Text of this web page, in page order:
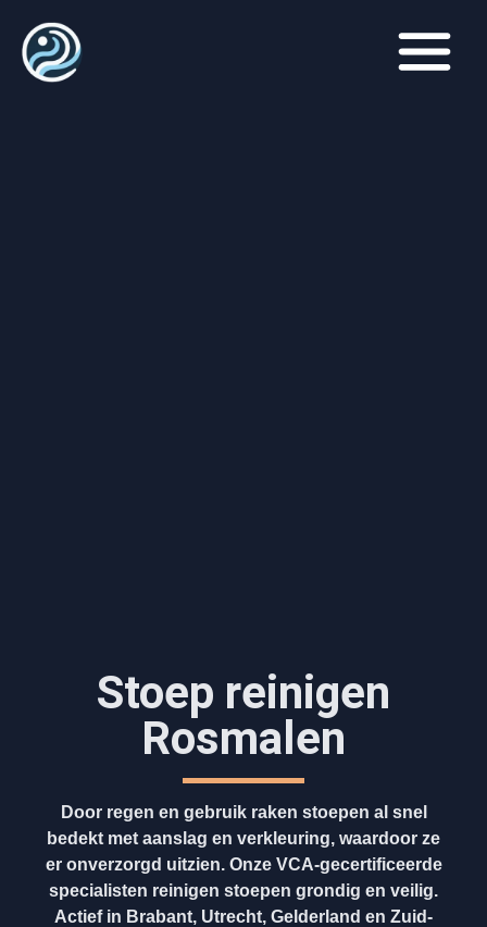
Stoep reinigen
Rosmalen
Door regen en gebruik raken stoepen al snel
bedekt met aanslag en verkleuring, waardoor ze
er onverzorgd uitzien. Onze VCA-gecertificeerde
specialisten reinigen stoepen grondig en veilig.
Actief in Brabant, Utrecht, Gelderland en Zuid-